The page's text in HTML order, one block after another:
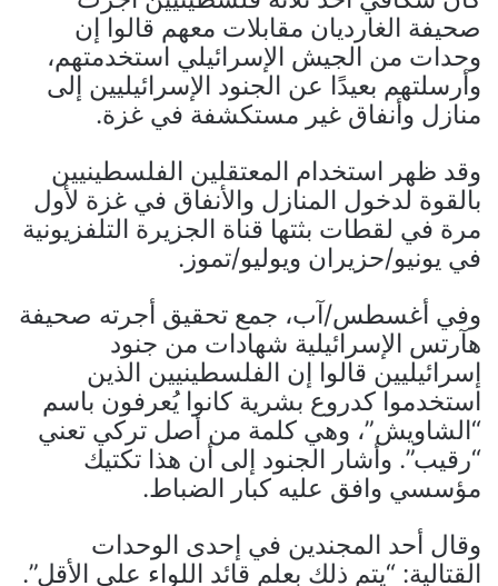
صحيفة الغارديان مقابلات معهم قالوا إن
وحدات من الجيش الإسرائيلي استخدمتهم،
وأرسلتهم بعيدًا عن الجنود الإسرائيليين إلى
منازل وأنفاق غير مستكشفة في غزة.
وقد ظهر استخدام المعتقلين الفلسطينيين
بالقوة لدخول المنازل والأنفاق في غزة لأول
مرة في لقطات بثتها قناة الجزيرة التلفزيونية
في يونيو/حزيران ويوليو/تموز.
وفي أغسطس/آب، جمع تحقيق أجرته صحيفة
هآرتس الإسرائيلية شهادات من جنود
إسرائيليين قالوا إن الفلسطينيين الذين
استخدموا كدروع بشرية كانوا يُعرفون باسم
“الشاويش”، وهي كلمة من أصل تركي تعني
“رقيب”. وأشار الجنود إلى أن هذا تكتيك
مؤسسي وافق عليه كبار الضباط.
وقال أحد المجندين في إحدى الوحدات
القتالية: “يتم ذلك بعلم قائد اللواء على الأقل”.